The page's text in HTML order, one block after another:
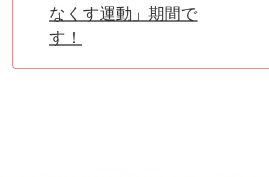
なくす運動」期間で
す！